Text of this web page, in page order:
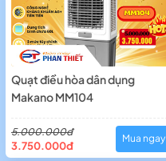
Quạt điều hòa dân dụng
Makano MM104
Mua ngay
5.000.000đ
3.750.000đ